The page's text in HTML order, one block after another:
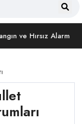
ve Hırsız Alarm